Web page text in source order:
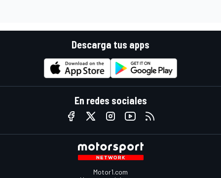
Descarga tus apps
En redes sociales
Motor1.com